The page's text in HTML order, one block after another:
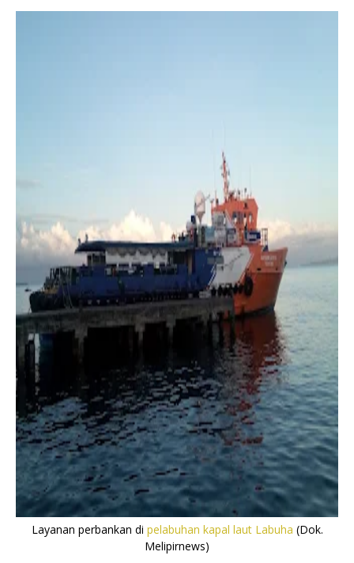
Layanan perbankan di pelabuhan kapal laut Labuha (Dok.
Melipirnews)